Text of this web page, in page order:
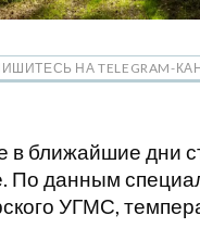
НА TELEGRAM-
в ближайшие дни
По данным
УГМС,